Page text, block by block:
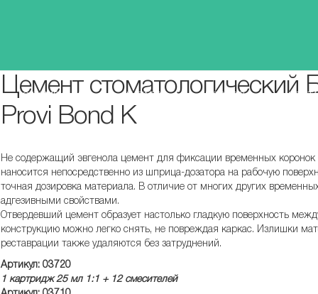
О КОМПАНИИ КАТАЛОГ НОВОСТИ
Цемент
Provi Bond K
Не содержащий эвгенола цемент для фиксации временных коронок
наносится непосредственно из шприца-дозатора на рабочую
точная дозировка материала. В отличие от многих других
адгезивными свойствами.
Отвердевший цемент образует настолько гладкую поверхность
конструкцию можно легко снять, не повреждая каркас. Излишки
реставрации также удаляются без затруднений.
Артикул: 03720
1 картридж 25 мл 1:1 + 12 смесителей